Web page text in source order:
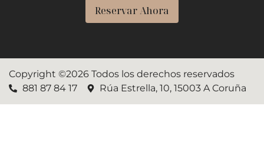
Reservar Ahora
Copyright ©2026 Todos los derechos reservados
881 87 84 17
Rúa Estrella, 10, 15003 A Coruña